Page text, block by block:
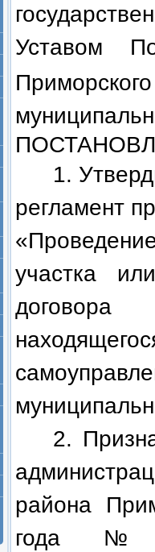
Уставом
1.
регламент
участка
договора
2.
района
года №